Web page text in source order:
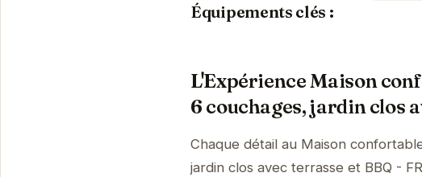
Équipements clés :
L'Expérience Maison
6 couchages, jardin clos
Chaque détail au Maison
jardin clos avec terrasse et BBQ -